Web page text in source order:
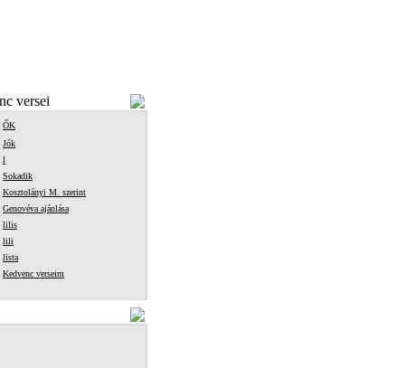
versei
ŐK
Jók
l
Sokadik
Kosztolányi M. szerint
Genovéva ajánlása
lilis
lili
lista
Kedvenc verseim